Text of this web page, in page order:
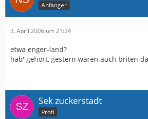
Anfänger
3. April 2006 um 21:34
etwa enger-land?
hab' gehört, gestern wären auch briten
Sek zuckerstadt
Profi